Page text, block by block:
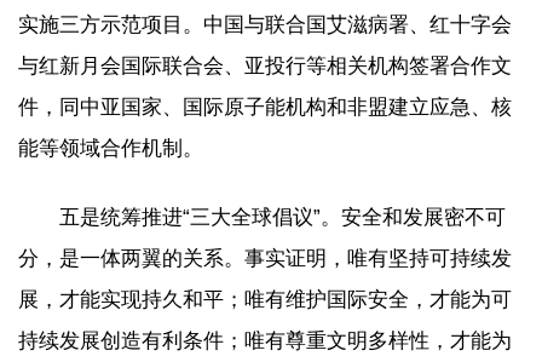
实施三方示范项目。中国与联合国艾滋病署、红十字会
与红新月会国际联合会、亚投行等相关机构签署合作文
件，同中亚国家、国际原子能机构和非盟建立应急、核
能等领域合作机制。
五是统筹推进“三大全球倡议”。安全和发展密不可
分，是一体两翼的关系。事实证明，唯有坚持可持续发
展，才能实现持久和平；唯有维护国际安全，才能为可
持续发展创造有利条件；唯有尊重文明多样性，才能为